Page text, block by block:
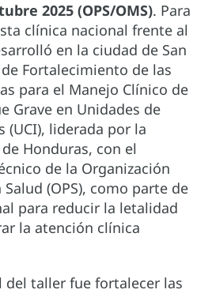
2025 (OPS/OMS). Para
clínica nacional frente al
en la ciudad de San
Fortalecimiento de las
para el Manejo Clínico de
Grave en Unidades de
(UCI), liderada por la
Honduras, con el
de la Organización
(OPS), como parte de
para reducir la letalidad
la atención clínica
del taller fue fortalecer las